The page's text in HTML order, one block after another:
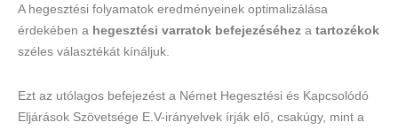
A hegesztési folyamatok eredményeinek optimalizálása
érdekében a hegesztési varratok befejezéséhez a tartozékok
széles választékát kínáljuk.
Ezt az utólagos befejezést a Német Hegesztési és Kapcsolódó
Eljárások Szövetsége E.V-irányelvek írják elő, csakúgy, mint a